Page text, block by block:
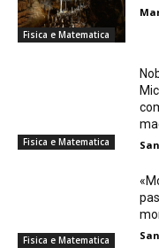
Fisica e Matematica
Fisica e Matematica
Fisica e Matematica